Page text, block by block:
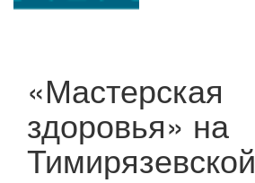
«Мастерская
здоровья» на
Тимирязевской